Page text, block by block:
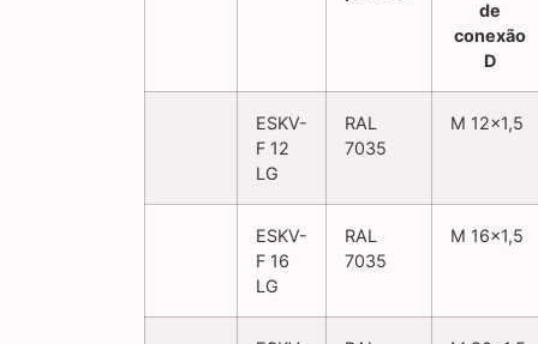
ESKV-
F 12
LG
RAL
7035
M 12×1,5
ESKV-
F 16
LG
RAL
7035
M 16×1,5